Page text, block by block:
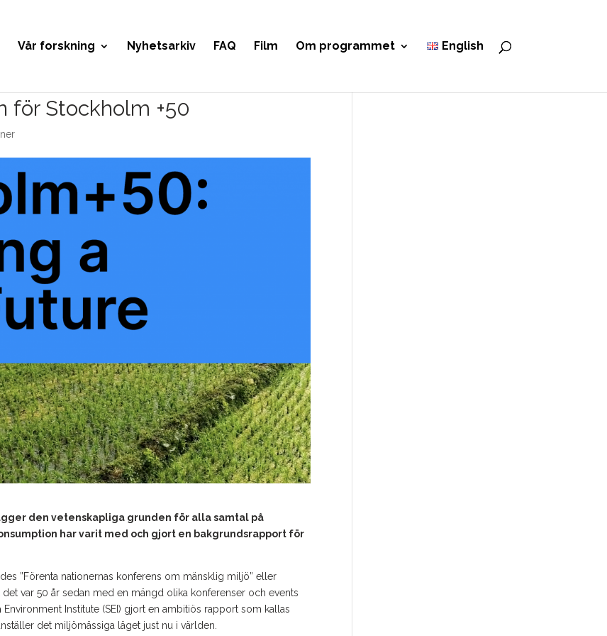
Vår forskning Nyhetsarkiv FAQ Film Om programmet English
för Stockholm +50
den vetenskapliga grunden för alla samtal på
har varit med och gjort en bakgrundsrapport för
”Förenta nationernas konferens om mänsklig miljö” eller
var 50 år sedan med en mängd olika konferenser och events
Institute (SEI) gjort en ambitiös rapport som kallas
det miljömässiga läget just nu i världen.